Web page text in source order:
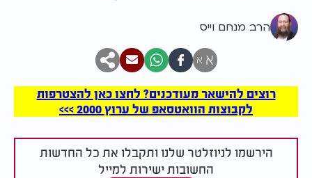
הרב מנחם וייס
א א
רוצים להישאר מעודכנים? לחצו כאן להצטרפות
לקבוצות הוואטסאפ של ערוץ 2000 >>>
הירשמו לניוזלטר שלנו ותקבלו את כל החדשות
החשובות ישירות למייל